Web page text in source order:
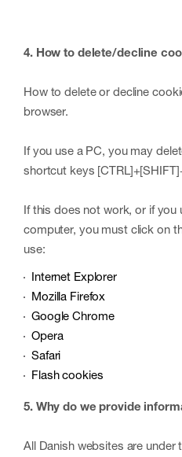
4. How to delete/decline
How to delete or decline
browser.
If you use a PC, you may
shortcut keys
If this does not work, or if you
computer, you must click on
use:
Internet Explorer
Mozilla Firefox
Google Chrome
Opera
Safari
Flash cookies
5. Why do we provide
All Danish websites are under